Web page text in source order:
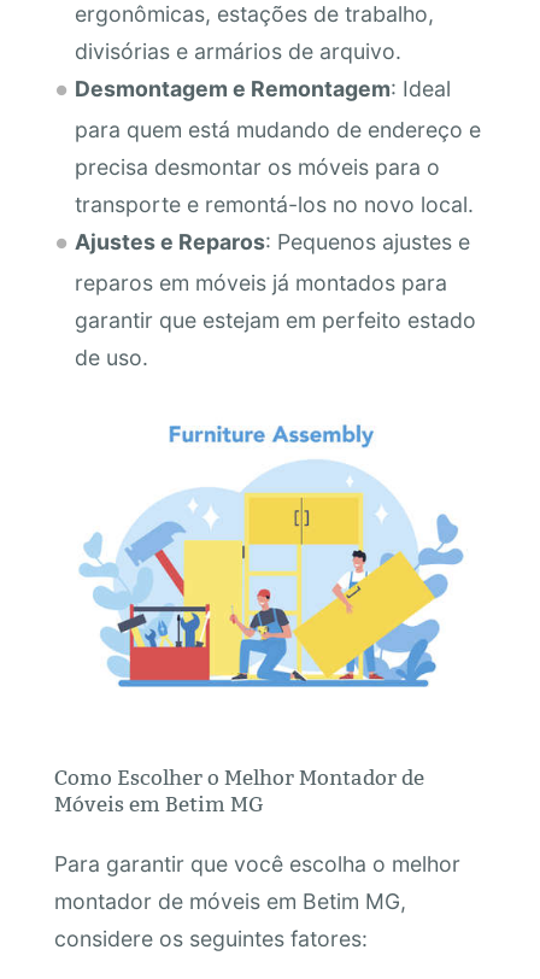
ergonômicas, estações de trabalho,
divisórias e armários de arquivo.
Desmontagem e Remontagem: Ideal
para quem está mudando de endereço e
precisa desmontar os móveis para o
transporte e remontá-los no novo local.
Ajustes e Reparos: Pequenos ajustes e
reparos em móveis já montados para
garantir que estejam em perfeito estado
de uso.
Como Escolher o Melhor Montador de
Móveis em Betim MG
Para garantir que você escolha o melhor
montador de móveis em Betim MG,
considere os seguintes fatores: